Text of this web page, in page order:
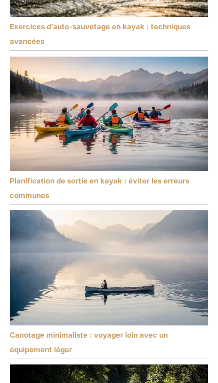
Exercices d’auto-sauvetage en kayak : techniques
avancées
Planification de sortie en kayak : éviter les erreurs
communes
Canotage minimaliste : voyager loin avec un
équipement léger